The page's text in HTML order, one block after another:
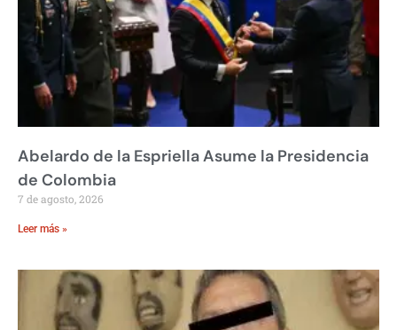
Abelardo de la Espriella Asume la Presidencia
de Colombia
7 de agosto, 2026
Leer más »